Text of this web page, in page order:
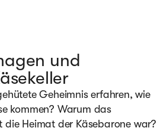
und
Geheimnis erfahren, wie
kommen? Warum das
die Heimat der Käsebarone war?